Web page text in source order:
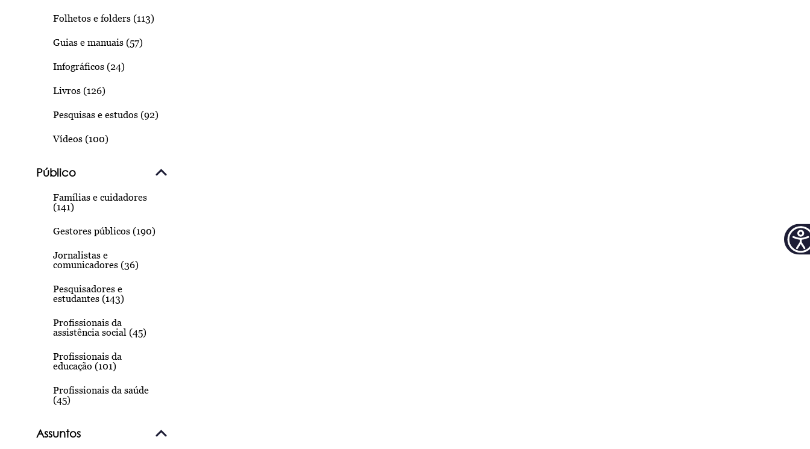
Folhetos e folders (113)
Guias e manuais (57)
Infográficos (24)
Livros (126)
Pesquisas e estudos (92)
Vídeos (100)
Público
Famílias e cuidadores
(141)
Gestores públicos (190)
Jornalistas e
comunicadores (36)
Pesquisadores e
estudantes (143)
Profissionais da
assistência social (45)
Profissionais da
educação (101)
Profissionais da saúde
(45)
Assuntos